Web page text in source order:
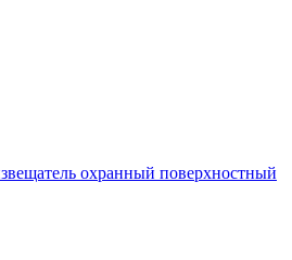
охранный поверхностный